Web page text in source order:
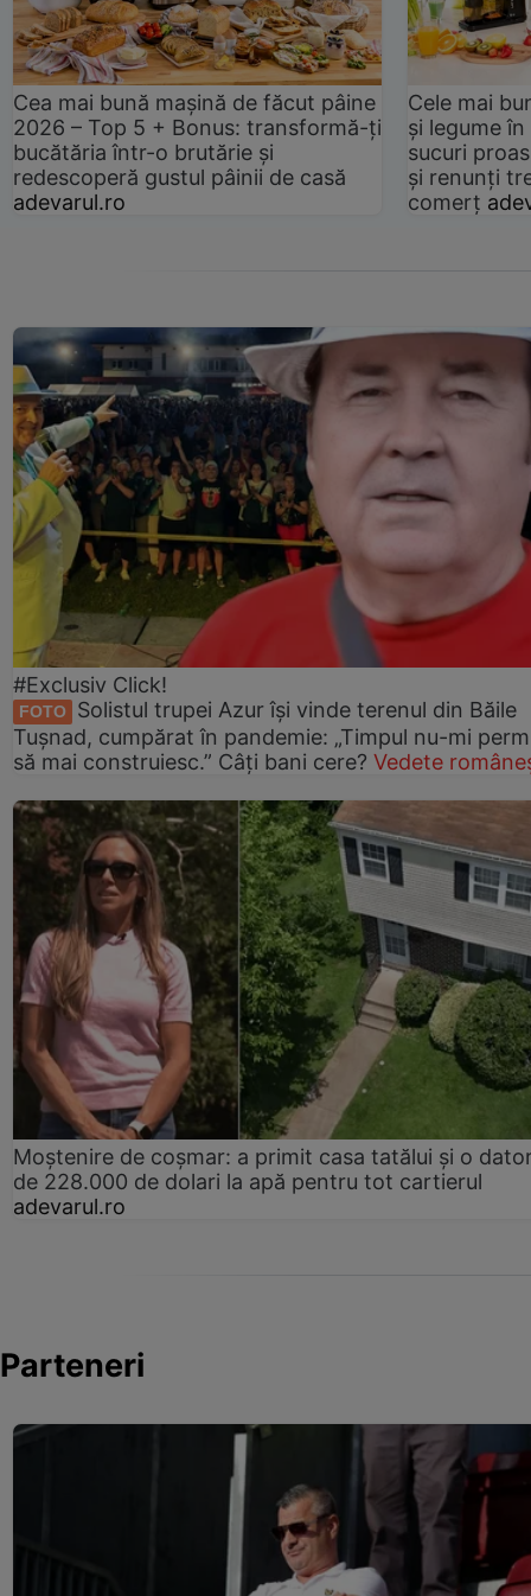
Cea mai bună mașină de făcut pâine
2026 – Top 5 + Bonus: transformă-ți
bucătăria într-o brutărie și
redescoperă gustul pâinii de casă
adevarul.ro
Cele mai
și legume
sucuri
și renunți
comerț
#Exclusiv Click!
FOTO
Solistul trupei Azur își vinde terenul din Băile
Tușnad, cumpărat în pandemie: „Timpul nu-mi
să mai construiesc.” Câți bani cere? Vedete
Moștenire de coșmar: a primit casa tatălui și o
de 228.000 de dolari la apă pentru tot cartierul
adevarul.ro
Parteneri